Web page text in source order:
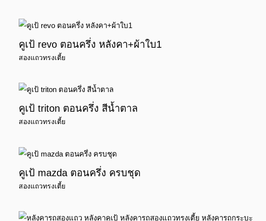
คูเป้ revo ตอนครึ่ง หลังคา+ผ้าใบ1
สองแถวทรงเตี้ย
คูเป้ triton ตอนครึ่ง สีน้ำตาล
สองแถวทรงเตี้ย
คูเป้ mazda ตอนครึ่ง ครบชุด
สองแถวทรงเตี้ย